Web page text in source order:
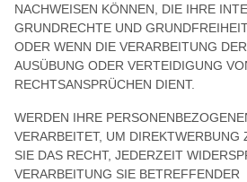
NACHWEISEN KÖNNEN, DIE IHRE
GRUNDRECHTE UND
ODER WENN DIE VERARBEITUNG
AUSÜBUNG ODER VERTEIDIGUNG
RECHTSANSPRÜCHEN DIENT.
WERDEN IHRE
VERARBEITET, UM DIREKTWERBUNG
SIE DAS RECHT, JEDERZEIT
VERARBEITUNG SIE BETREFFENDER